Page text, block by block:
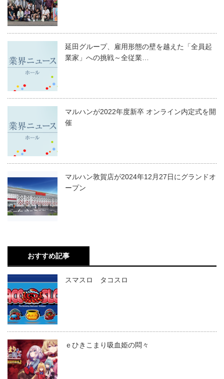
延田グループ、雇用形態の壁を越えた「全員起
業家」への挑戦～全従業…
マルハンが2022年度新卒 オンライン内定式を開
催
マルハン敦賀店が2024年12月27日にグランドオ
ープン
おすすめ記事
スマスロ タコスロ
ｅひきこまり吸血姫の悶々